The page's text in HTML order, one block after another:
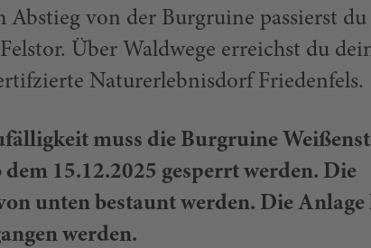
Abstieg von der Burgruine passierst du
Über Waldwege erreichst du
Naturerlebnisdorf Friedenfels.
muss die Burgruine
15.12.2025 gesperrt werden. Die
unten bestaunt werden. Die Anlage
werden.